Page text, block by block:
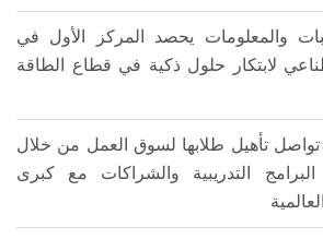
والمعلومات يحصد المركز الأول في
لابتكار حلول ذكية في قطاع الطاقة
تأهيل طلابها لسوق العمل من خلال
التدريبية والشراكات مع كبرى